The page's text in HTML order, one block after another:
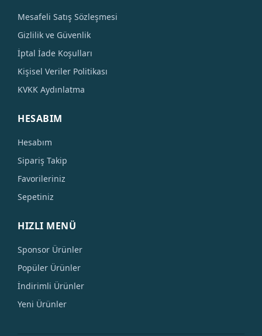
Mesafeli Satış Sözleşmesi
Gizlilik ve Güvenlik
İptal İade Koşulları
Kişisel Veriler Politikası
KVKK Aydınlatma
HESABIM
Hesabım
Sipariş Takip
Favorileriniz
Sepetiniz
HIZLI MENÜ
Sponsor Ürünler
Popüler Ürünler
İndirimli Ürünler
Yeni Ürünler